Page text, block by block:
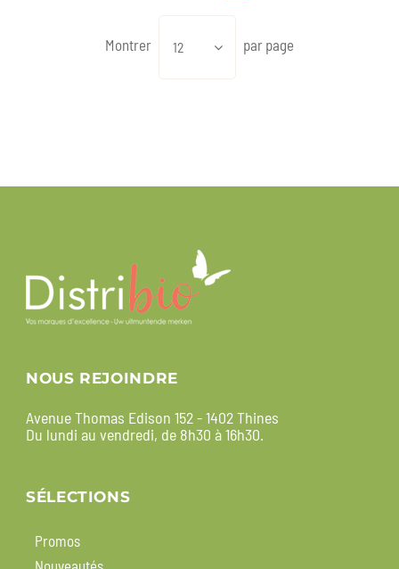
Montrer 12 par page
NOUS REJOINDRE
Avenue Thomas Edison 152 - 1402 Thines
Du lundi au vendredi, de 8h30 à 16h30.
SÉLECTIONS
Promos